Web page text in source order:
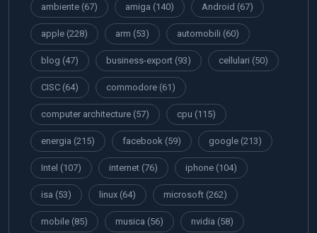
ambiente (67) amiga (140) Android (67)
apple (228) arm (53) automobili (60)
blog (47) business-export (93) cellulari (50)
CISC (64) commodore (61)
computer architecture (57) cpu (115)
energia (215) facebook (59) google (213)
Intel (107) internet (76) iphone (104)
isa (53) linux (64) microsoft (262)
mobile (85) musica (56) nvidia (58)